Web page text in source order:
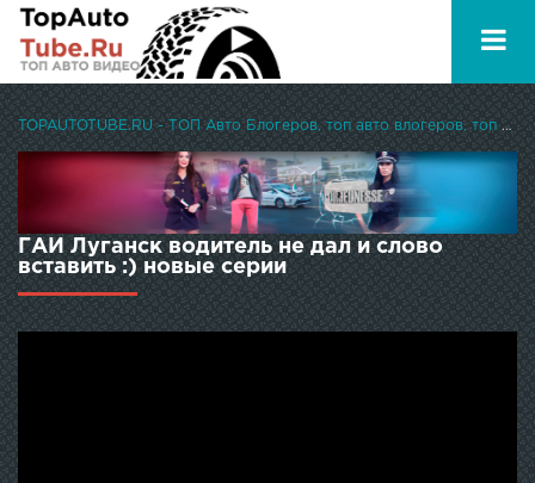
TOPAUTOTUBE.RU - ТОП Авто Блогеров, топ авто влогеров, топ авто ютуберов
ГАИ Луганск водитель не дал и слово
вставить :) новые серии